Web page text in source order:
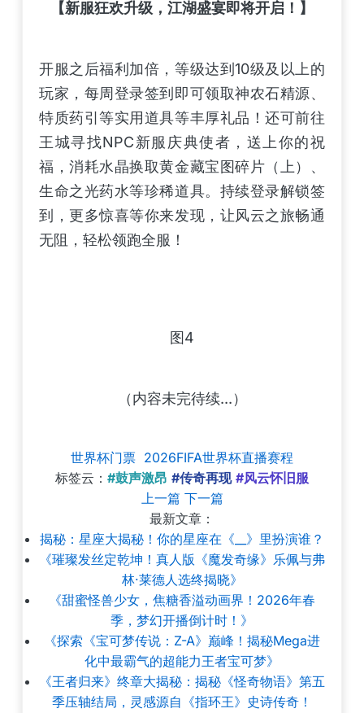
【新服狂欢升级，江湖盛宴即将开启！】
开服之后福利加倍，等级达到10级及以上的
玩家，每周登录签到即可领取神农石精源、
特质药引等实用道具等丰厚礼品！还可前往
王城寻找NPC新服庆典使者，送上你的祝
福，消耗水晶换取黄金藏宝图碎片（上）、
生命之光药水等珍稀道具。持续登录解锁签
到，更多惊喜等你来发现，让风云之旅畅通
无阻，轻松领跑全服！
图4
（内容未完待续...）
世界杯门票 2026FIFA世界杯直播赛程
标签云： #鼓声激昂 #传奇再现 #风云怀旧服
上一篇 下一篇
最新文章：
揭秘：星座大揭秘！你的星座在《__》里扮演谁？
《璀璨发丝定乾坤！真人版《魔发奇缘》乐佩与弗
林·莱德人选终揭晓》
《甜蜜怪兽少女，焦糖香溢动画界！2026年春
季，梦幻开播倒计时！》
《探索《宝可梦传说：Z-A》巅峰！揭秘Mega进
化中最霸气的超能力王者宝可梦》
《王者归来》终章大揭秘：揭秘《怪奇物语》第五
季压轴结局，灵感源自《指环王》史诗传奇！